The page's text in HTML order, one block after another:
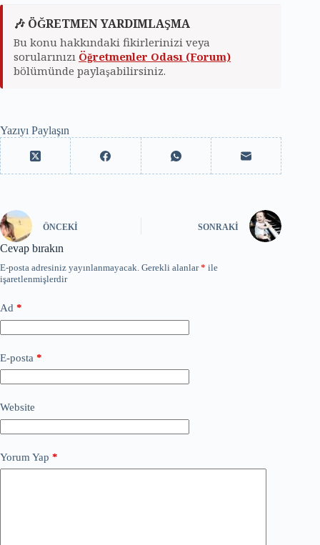
🎶 ÖĞRETMEN YARDIMLAŞMA
Bu konu hakkındaki fikirlerinizi veya
sorularınızı Öğretmenler Odası (Forum)
bölümünde paylaşabilirsiniz.
Yazıyı Paylaşın
ÖNCEKI SONRAKI
Cevap bırakın
E-posta adresiniz yayınlanmayacak. Gerekli alanlar* ile
işaretlenmişlerdir
Ad *
E-posta *
Website
Yorum Yap *